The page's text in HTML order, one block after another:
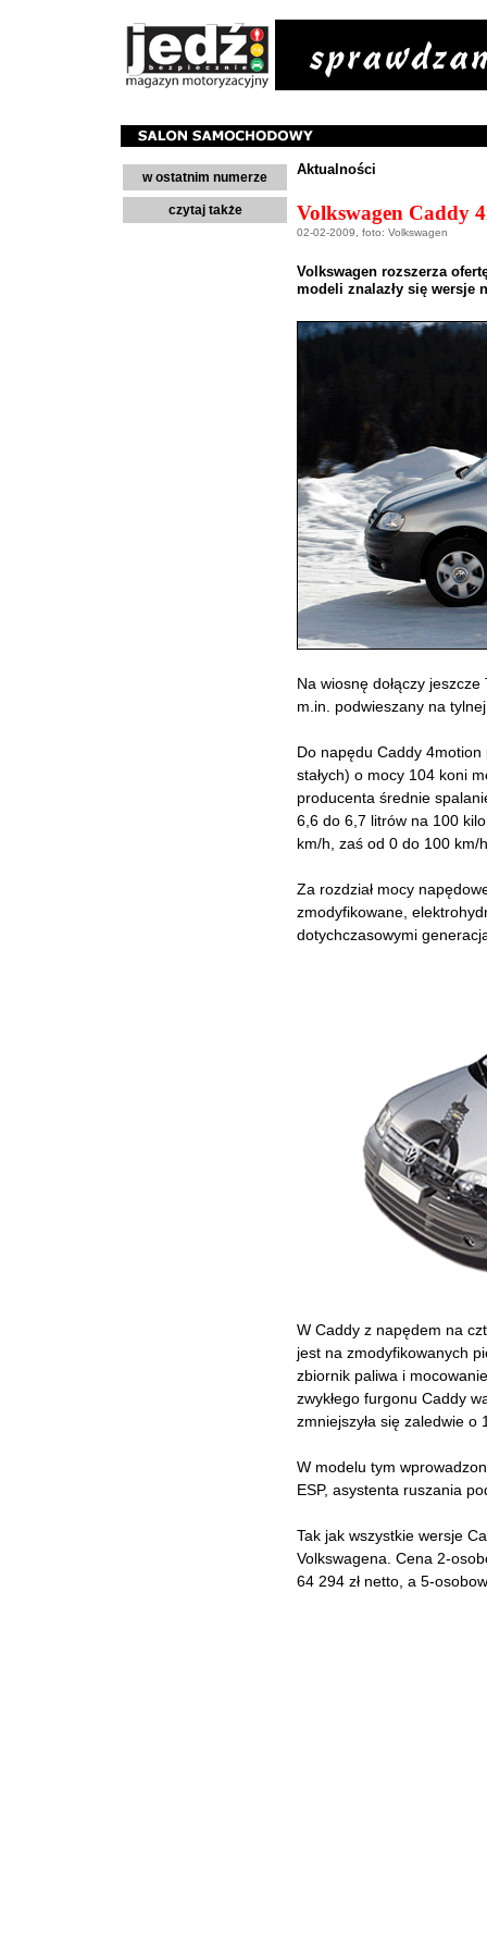
w ostatnim numerze
czytaj także
Aktualności
Volkswagen Caddy
02-02-2009, foto: Volkswagen
Volkswagen rozszerza
modeli znalazły się wersje
Na wiosnę dołączy
m.in. podwieszany na
Do napędu Caddy
stałych) o mocy 104 koni
producenta średnie
6,6 do 6,7 litrów na 100
km/h, zaś od 0 do 100 km/
Za rozdział mocy
zmodyfikowane,
dotychczasowymi
W Caddy z napędem na
jest na zmodyfikowanych
zbiornik paliwa i
zwykłego furgonu Caddy
zmniejszyła się zaledwie
W modelu tym
ESP, asystenta ruszania
Tak jak wszystkie wersje
Volkswagena. Cena 2-
64 294 zł netto, a 5-